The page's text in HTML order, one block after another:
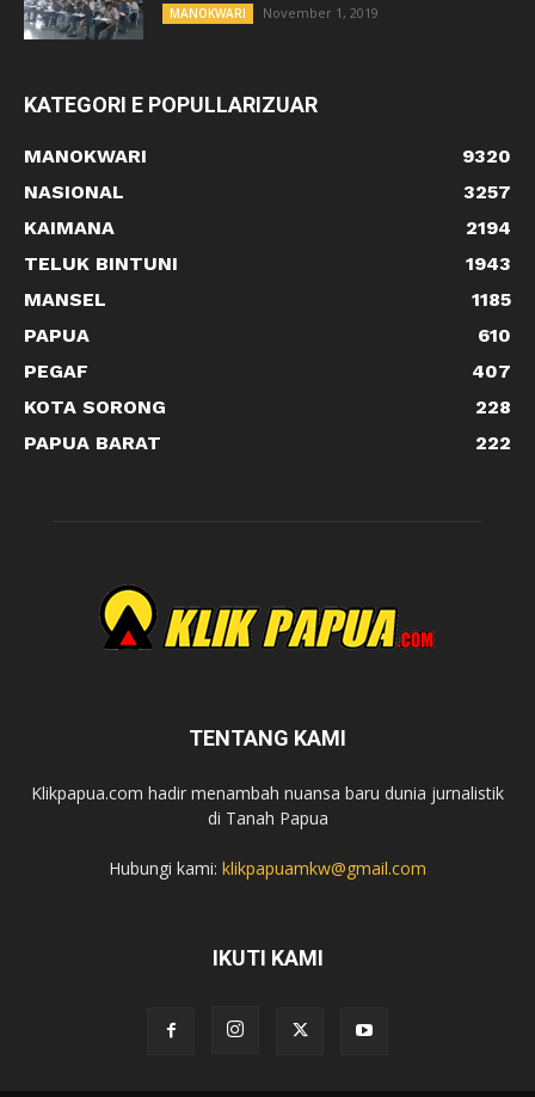
MANOKWARI November 1, 2019
KATEGORI E POPULLARIZUAR
MANOKWARI
9320
NASIONAL
3257
KAIMANA
2194
TELUK BINTUNI
1943
MANSEL
1185
PAPUA
610
PEGAF
407
KOTA SORONG
228
PAPUA BARAT
222
TENTANG KAMI
Klikpapua.com hadir menambah nuansa baru dunia jurnalistik
di Tanah Papua
Hubungi kami: klikpapuamkw@gmail.com
IKUTI KAMI